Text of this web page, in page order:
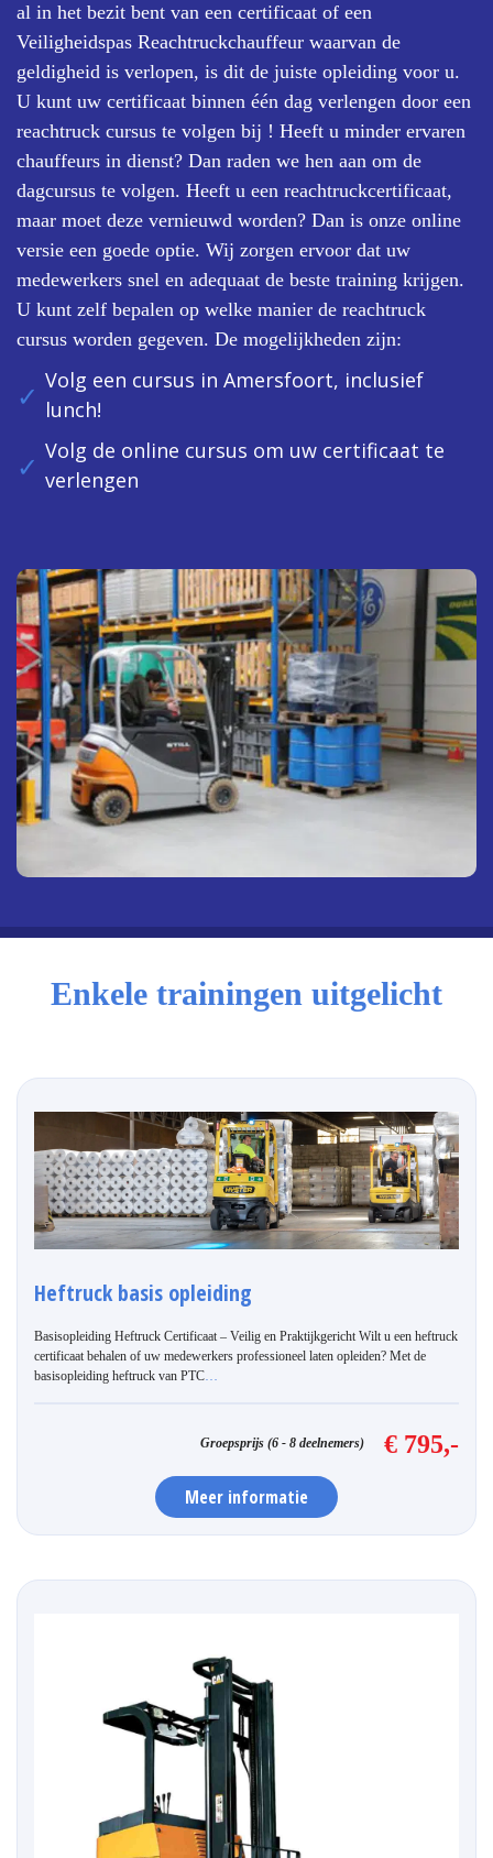
al in het bezit bent van een certificaat of een
Veiligheidspas Reachtruckchauffeur waarvan de
geldigheid is verlopen, is dit de juiste opleiding voor u.
U kunt uw certificaat binnen één dag verlengen door een
reachtruck cursus te volgen bij ! Heeft u minder ervaren
chauffeurs in dienst? Dan raden we hen aan om de
dagcursus te volgen. Heeft u een reachtruckcertificaat,
maar moet deze vernieuwd worden? Dan is onze online
versie een goede optie. Wij zorgen ervoor dat uw
medewerkers snel en adequaat de beste training krijgen.
U kunt zelf bepalen op welke manier de reachtruck
cursus worden gegeven. De mogelijkheden zijn:
Volg een cursus in Amersfoort, inclusief
lunch!
Volg de online cursus om uw certificaat te
verlengen
Enkele trainingen uitgelicht
Heftruck basis opleiding
Basisopleiding Heftruck Certificaat – Veilig en Praktijkgericht Wilt u een heftruck
certificaat behalen of uw medewerkers professioneel laten opleiden? Met de
basisopleiding heftruck van PTC…
Groepsprijs (6 - 8 deelnemers) € 795,-
Meer informatie